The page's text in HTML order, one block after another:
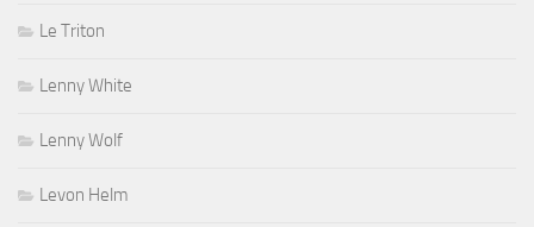
Le Triton
Lenny White
Lenny Wolf
Levon Helm